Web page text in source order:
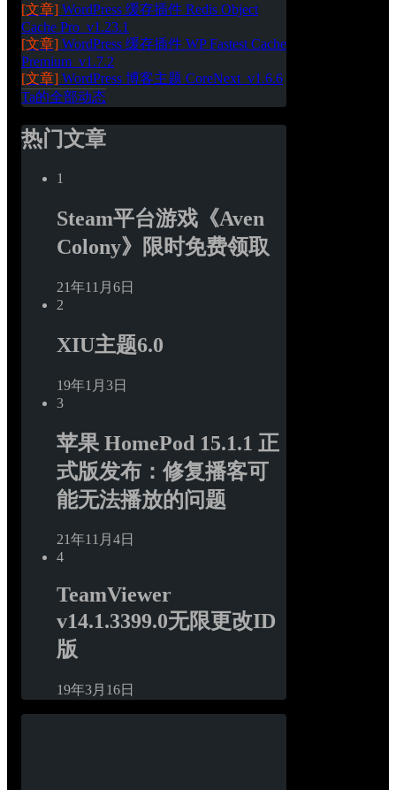
[文章] WordPress 缓存插件 Redis Object
Cache Pro_v1.23.1
[文章] WordPress 缓存插件 WP Fastest Cache
Premium_v1.7.2
[文章] WordPress 博客主题 CoreNext_v1.6.6
Ta的全部动态
热门文章
1
Steam平台游戏《Aven
Colony》限时免费领取
21年11月6日
2
XIU主题6.0
19年1月3日
3
苹果 HomePod 15.1.1 正
式版发布：修复播客可
能无法播放的问题
21年11月4日
4
TeamViewer
v14.1.3399.0无限更改ID
版
19年3月16日